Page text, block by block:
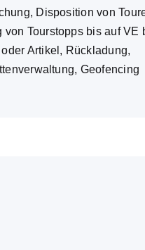
Disposition von
von Tourstopps bis auf VE
oder Artikel, Rückladung,
Geofencing